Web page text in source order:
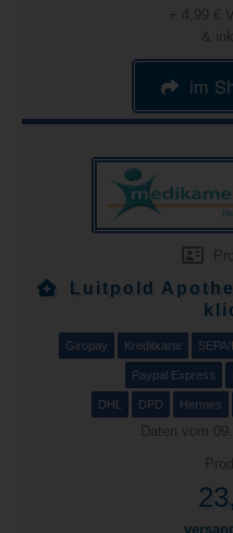
+ 4,99 €
&
im
Luitpold
Giropay Kreditkarte
Paypal Express
DHL DPD Hermes
Daten vom